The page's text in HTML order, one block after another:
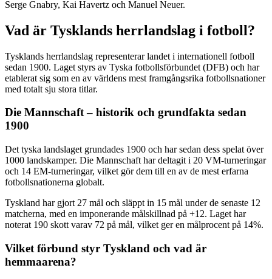
Serge Gnabry, Kai Havertz och Manuel Neuer.
Vad är Tysklands herrlandslag i fotboll?
Tysklands herrlandslag representerar landet i internationell fotboll
sedan 1900. Laget styrs av Tyska fotbollsförbundet (DFB) och har
etablerat sig som en av världens mest framgångsrika fotbollsnationer
med totalt sju stora titlar.
Die Mannschaft – historik och grundfakta sedan
1900
Det tyska landslaget grundades 1900 och har sedan dess spelat över
1000 landskamper. Die Mannschaft har deltagit i 20 VM-turneringar
och 14 EM-turneringar, vilket gör dem till en av de mest erfarna
fotbollsnationerna globalt.
Tyskland har gjort 27 mål och släppt in 15 mål under de senaste 12
matcherna, med en imponerande målskillnad på +12. Laget har
noterat 190 skott varav 72 på mål, vilket ger en målprocent på 14%.
Vilket förbund styr Tyskland och vad är
hemmaarena?